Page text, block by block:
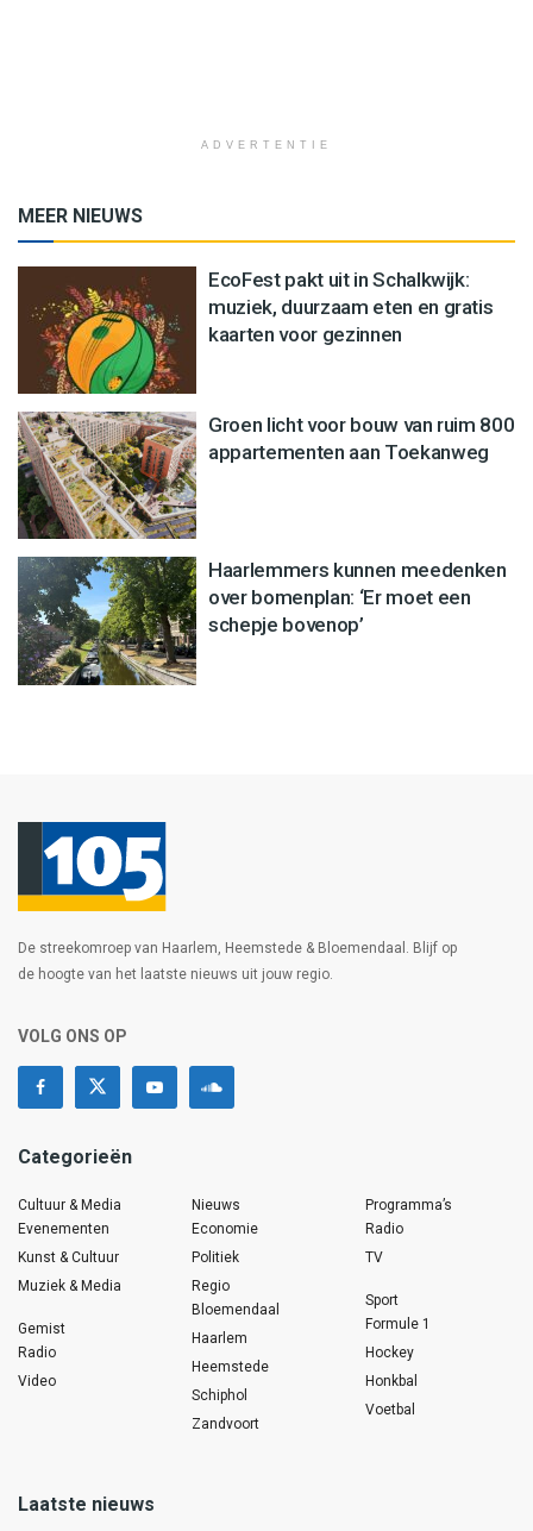
ADVERTENTIE
MEER NIEUWS
EcoFest pakt uit in Schalkwijk:
muziek, duurzaam eten en gratis
kaarten voor gezinnen
Groen licht voor bouw van ruim 800
appartementen aan Toekanweg
Haarlemmers kunnen meedenken
over bomenplan: ‘Er moet een
schepje bovenop’
De streekomroep van Haarlem, Heemstede & Bloemendaal. Blijf op
de hoogte van het laatste nieuws uit jouw regio.
VOLG ONS OP
Categorieën
Cultuur & Media
Evenementen
Kunst & Cultuur
Muziek & Media
Gemist
Radio
Video
Nieuws
Economie
Politiek
Regio
Bloemendaal
Haarlem
Heemstede
Schiphol
Zandvoort
Programma’s
Radio
TV
Sport
Formule 1
Hockey
Honkbal
Voetbal
Laatste nieuws